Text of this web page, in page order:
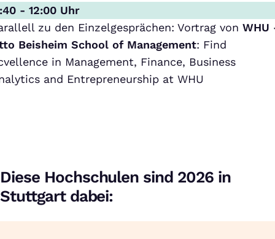
- 12:00 Uhr
zu den Einzelgesprächen: Vortrag vonWHU
Beisheim School of Management: Find
in Management, Finance, Business
and Entrepreneurship at WHU
Diese Hochschulen sind 2026 in
Stuttgart dabei: